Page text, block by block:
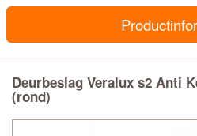
Deurbeslag Veralux s2 Anti
(rond)